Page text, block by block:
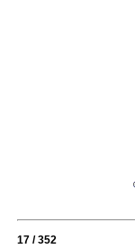
17 / 352